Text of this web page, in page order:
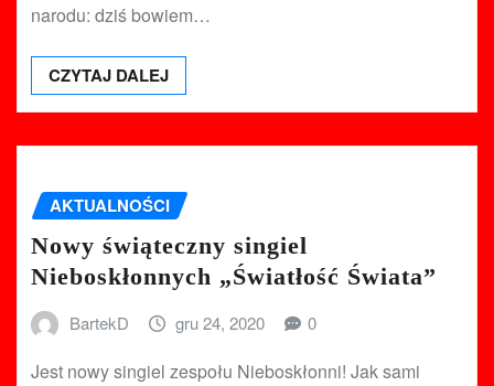
narodu: dziś bowiem…
CZYTAJ DALEJ
AKTUALNOŚCI
Nowy świąteczny singiel
Nieboskłonnych „Światłość Świata”
BartekD gru 24, 2020 0
Jest nowy singiel zespołu Nieboskłonni! Jak sami